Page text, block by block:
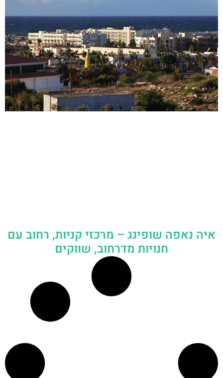
איה נאפה שופינג – מרכזי קניות, רחוב עם
חנויות מדרחוב, שווקים